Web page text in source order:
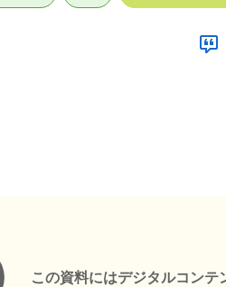
この資料にはデジタルコンテ